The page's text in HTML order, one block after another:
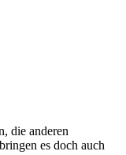
die anderen
es doch auch